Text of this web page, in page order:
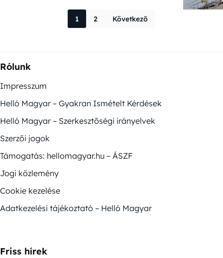
Bejegyzések
1 2 Következő
Rólunk
Impresszum
Helló Magyar – Gyakran Ismételt Kérdések
Helló Magyar – Szerkesztőségi irányelvek
Szerzői jogok
Támogatás: hellomagyar.hu – ÁSZF
Jogi közlemény
Cookie kezelése
Adatkezelési tájékoztató – Helló Magyar
Friss hírek